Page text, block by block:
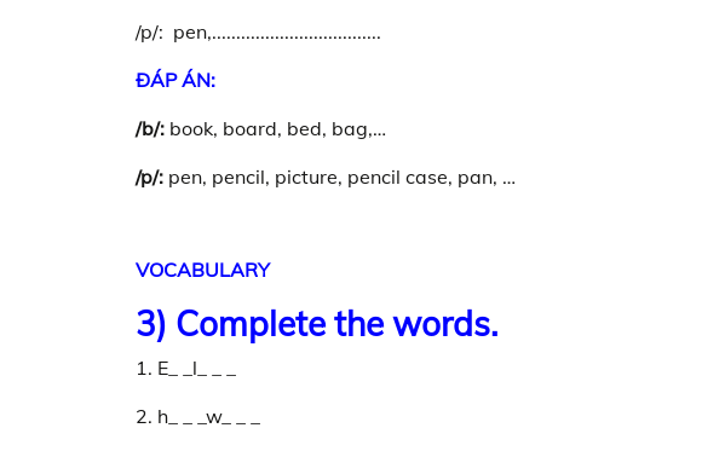
/p/: pen,...................................
ĐÁP ÁN:
/b/: book, board, bed, bag,…
/p/: pen, pencil, picture, pencil case, pan, …
VOCABULARY
3) Complete the words.
1. E_ _l_ _ _
2. h_ _ _w_ _ _